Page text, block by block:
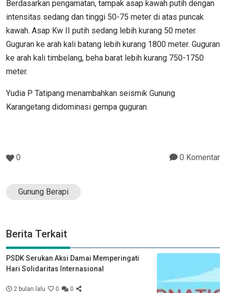
Berdasarkan pengamatan, tampak asap kawah putih dengan
intensitas sedang dan tinggi 50-75 meter di atas puncak
kawah. Asap Kw II putih sedang lebih kurang 50 meter.
Guguran ke arah kali batang lebih kurang 1800 meter. Guguran
ke arah kali timbelang, beha barat lebih kurang 750-1750
meter.
Yudia P Tatipang menambahkan seismik Gunung
Karangetang didominasi gempa guguran.
0 0 Komentar
Gunung Berapi
Berita Terkait
PSDK Serukan Aksi Damai Memperingati
Hari Solidaritas Internasional
2 bulan lalu 0 0